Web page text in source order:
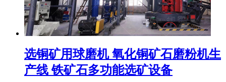
选铜矿用球磨机 氧化铜矿石磨粉机生
产线 铁矿石多功能选矿设备